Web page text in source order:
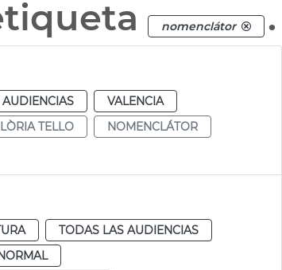
nomenclátor .
VALENCIA
TELLO
NOMENCLÁTOR
TODAS LAS AUDIENCIAS